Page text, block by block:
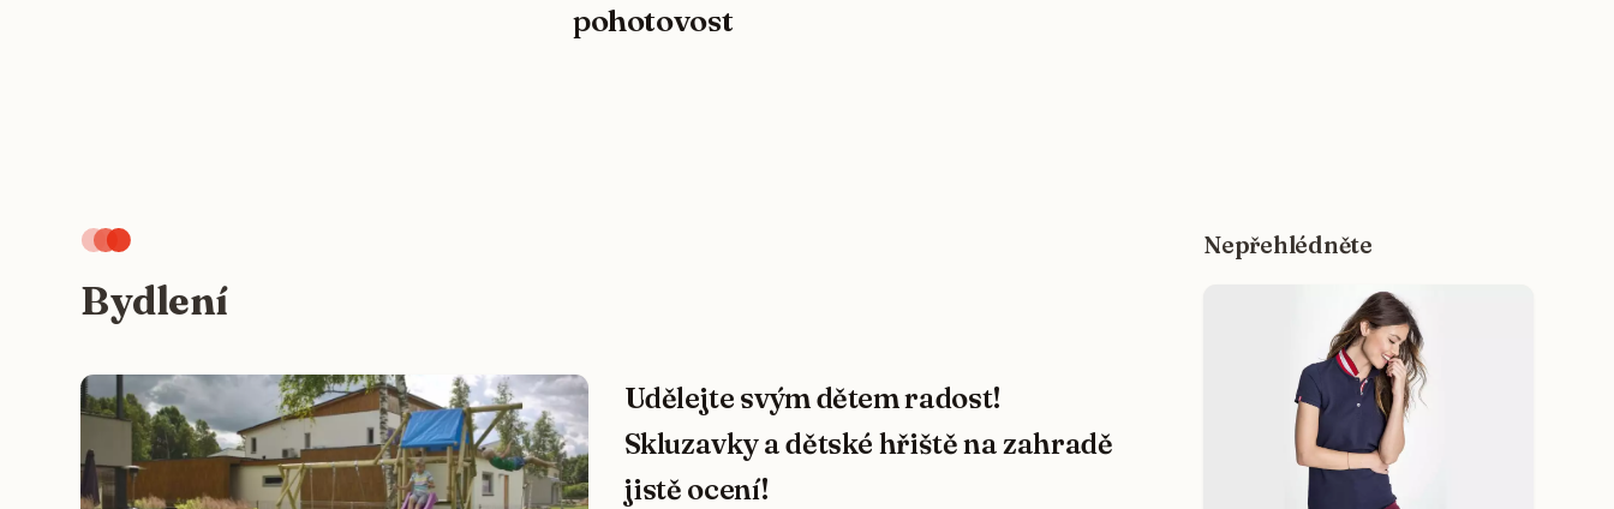
pohotovost
Bydlení
Udělejte svým dětem radost!
Skluzavky a dětské hřiště na zahradě
jistě ocení!
Nepřehlédněte